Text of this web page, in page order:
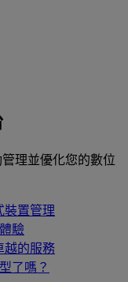
理並優化您的數位
裝置管理
驗
越的服務
了嗎？